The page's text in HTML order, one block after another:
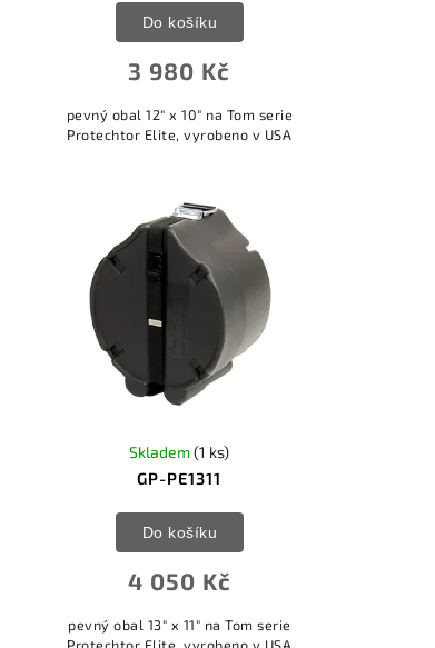
3 980 Kč
Do košíku
pevný obal 12" x 10" na Tom serie
Protechtor Elite, vyrobeno v USA
GP-PE1311
Skladem(1 ks)
4 050 Kč
Do košíku
pevný obal 13" x 11" na Tom serie